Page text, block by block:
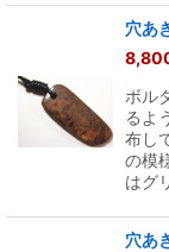
穴あ
ボル
るよ
布し
の模
はグ
穴あ